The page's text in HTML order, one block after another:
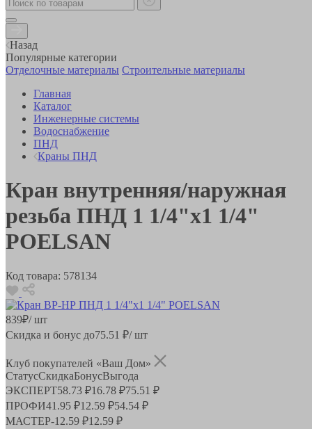
Назад
Популярные категории
Отделочные материалы Строительные материалы
Главная
Каталог
Инженерные системы
Водоснабжение
ПНД
Краны ПНД
Кран внутренняя/наружная
резьба ПНД 1 1/4"х1 1/4"
POELSAN
Код товара: 578134
839₽/ шт
Скидка и бонус до75.51 ₽/ шт
Клуб покупателей «Ваш Дом»
СтатусСкидкаБонусВыгода
ЭКСПЕРТ58.73 ₽16.78 ₽75.51 ₽
ПРОФИ41.95 ₽12.59 ₽54.54 ₽
МАСТЕР-12.59 ₽12.59 ₽